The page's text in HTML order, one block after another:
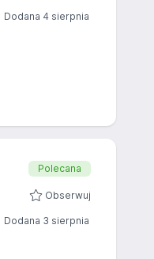
Dodana 4 sierpnia
Polecana
Obserwuj
Dodana 3 sierpnia